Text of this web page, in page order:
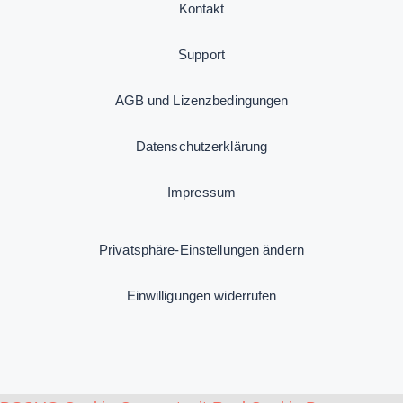
Kontakt
Support
AGB und Lizenzbedingungen
Datenschutzerklärung
Impressum
Privatsphäre-Einstellungen ändern
Einwilligungen widerrufen